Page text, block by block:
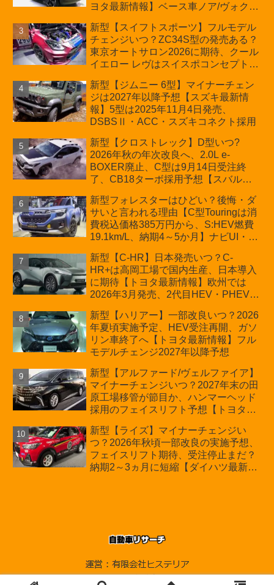
ヨタ最新情報】ベース車ノア/ヴォクシ
ほか「コア」と「ツール」、デリカ
D:5対抗のクロスオーバーSUVミニバ
ン
新型【スイフトスポーツ】フルモデル
チェンジいつ？ZC34S型の発売ある？
東京オートサロン2026に期待、クール
イエロー レヴはスイスポコンセプト
プが争点【スズキ最新情報】特別仕様
車「ZC33S Final Edition」終了
新型【ジムニー 6型】マイナーチェン
ジは2027年以降予想【スズキ最新情
報】5型は2025年11月4日発売、
DSBSⅡ・ACC・スズキコネクト採用
新型【クロストレック】D型いつ?
2026年秋の年次改良へ、2.0L e-
BOXER廃止、C型は9月14日受注終
了、CB18ターボ採用予想【スバル最
新型フォレスターはひどい？後悔・ダ
サいと言われる理由【C型Touringは消
費税込価格385万円から、S:HEV燃費
19.1km/L、納期4～5か月】ナビUI・冬
カーオブザイヤーとJNCAP大賞受賞後
も残る注意点
新型【C-HR】日本発売いつ？C-
HR+は高岡工場で国内生産、日本導入
に期待【トヨタ最新情報】欧州では
2026年3月発売、2代目HEV・PHEVは
新型【ハリアー】一部改良いつ？2026
年夏頃実施予定、HEV受注再開、ガソ
リン車終了へ【トヨタ最新情報】フル
モデルチェンジ2027年以降予想
新型【アルファード/ヴェルファイア】
マイナーチェンジいつ？2027年末の田
原工場移管が節目か、ハンマーヘッド
採用のフェイスリフト予想【トヨタ最
費税込価格559万9000円から
新型【ライズ】マイナーチェンジい
つ？2026年秋頃一部改良の実施予想、
フェイスリフト期待、受注停止まだ？
納期2～3ヵ月に短縮【ダイハツ最新情
© 2010-2026 自動車リサーチ.